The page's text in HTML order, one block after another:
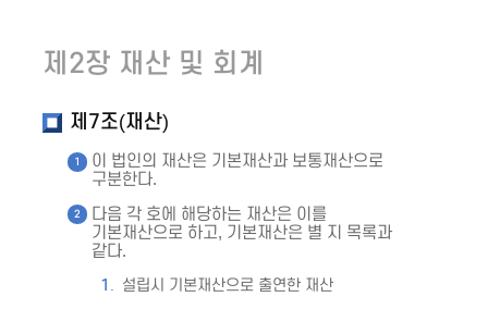
제2장 재산 및 회계
제7조(재산)
이 법인의 재산은 기본재산과 보통재산으로
구분한다.
다음 각 호에 해당하는 재산은 이를
기본재산으로 하고, 기본재산은 별 지 목록과
같다.
설립시 기본재산으로 출연한 재산